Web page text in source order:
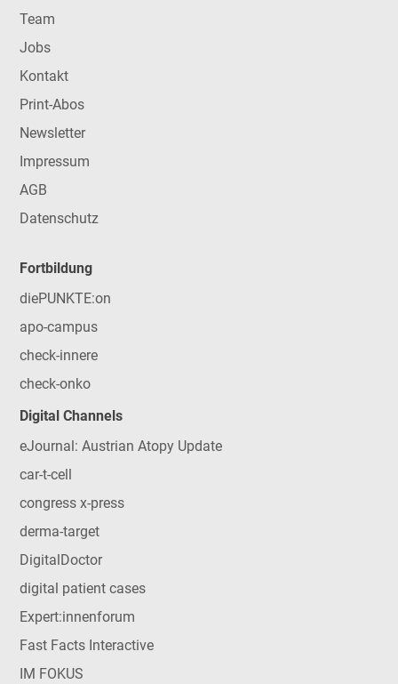
Team
Jobs
Kontakt
Print-Abos
Newsletter
Impressum
AGB
Datenschutz
Fortbildung
diePUNKTE:on
apo-campus
check-innere
check-onko
Digital Channels
eJournal: Austrian Atopy Update
car-t-cell
congress x-press
derma-target
DigitalDoctor
digital patient cases
Expert:innenforum
Fast Facts Interactive
IM FOKUS